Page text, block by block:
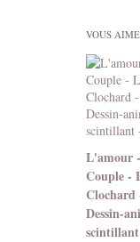
VOUS
L'amour
Couple -
Clochard
Dessin-